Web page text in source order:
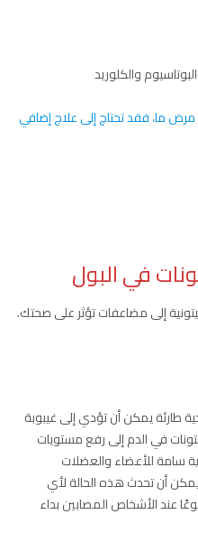
والكلوريد
مرض ما، فقد تحتاج إلى علاج إضافي
في البول
إلى مضاعفات تؤثر على صحتك.
طارئة يمكن أن تؤدي إلى غيبوبة
في الدم إلى رفع مستويات
سامة للأعضاء والعضلات
أن تحدث هذه الحالة لأي
عند الأشخاص المصابين بداء